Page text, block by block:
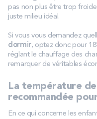
pas non plus être trop
juste milieu idéal.
Si vous vous demandez
dormir, optez donc pour
réglant le chauffage des
remarquer de véritables
La température
recommandée
En ce qui concerne les